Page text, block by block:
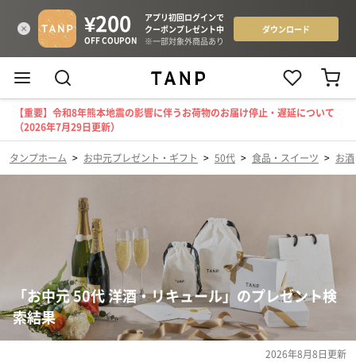
【重要】令和8年熊本地震の影響に伴うお荷物のお届け停止・遅延について
（2026年7月29日更新）
タンプホーム > お中元プレゼント・ギフト > 50代 > 食品・スイーツ > お酒
「お中元 50代 洋酒・リキュール」のプレゼント検
索結果
2026年8月8日更新